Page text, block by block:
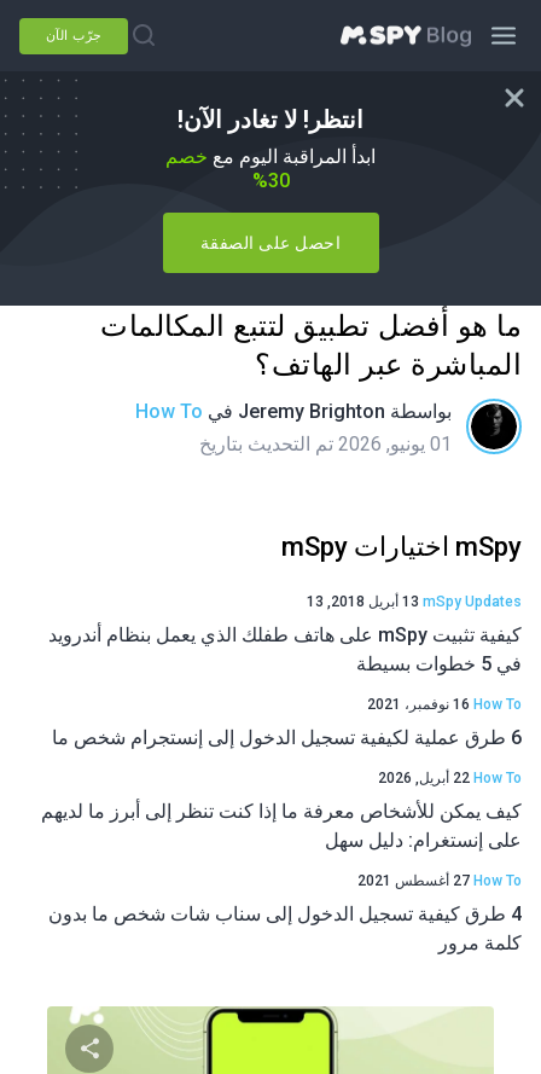
جرّب الآن
انتظر! لا تغادر الآن!
ابدأ المراقبة اليوم مع خصم
30%
احصل على الصفقة
ما هو أفضل تطبيق لتتبع المكالمات
المباشرة عبر الهاتف؟
بواسطة Jeremy Brighton في How To
01 يونيو, 2026 تم التحديث بتاريخ
mSpy اختيارات mSpy
mSpy Updates 13 أبريل 2018, 13
كيفية تثبيت mSpy على هاتف طفلك الذي يعمل بنظام أندرويد
في 5 خطوات بسيطة
How To 16 نوفمبر، 2021
6 طرق عملية لكيفية تسجيل الدخول إلى إنستجرام شخص ما
How To 22 أبريل, 2026
كيف يمكن للأشخاص معرفة ما إذا كنت تنظر إلى أبرز ما لديهم
على إنستغرام: دليل سهل
How To 27 أغسطس 2021
4 طرق كيفية تسجيل الدخول إلى سناب شات شخص ما بدون
كلمة مرور